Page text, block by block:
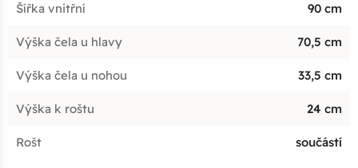
Šířka vnitřní 90 cm
Výška čela u hlavy 70,5 cm
Výška čela u nohou 33,5 cm
Výška k roštu 24 cm
Rošt součástí